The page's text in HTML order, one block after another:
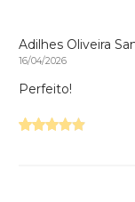
Adilhes Oliveira
16/04/2026
Perfeito!